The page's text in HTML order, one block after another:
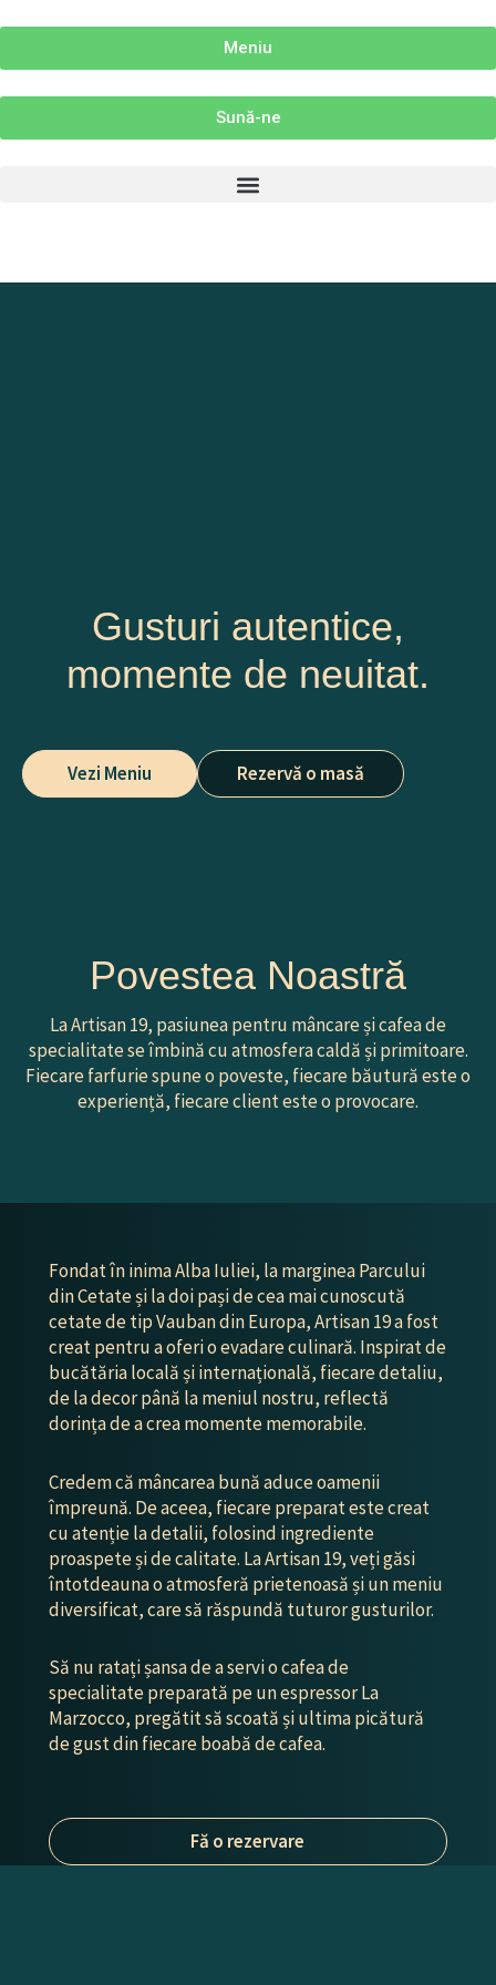
content
Meniu
Sună-ne
Gusturi autentice,
momente de neuitat.
Vezi Meniu Rezervă o masă
Povestea Noastră
La Artisan 19, pasiunea pentru mâncare și cafea de
specialitate se îmbină cu atmosfera caldă și primitoare.
Fiecare farfurie spune o poveste, fiecare băutură este o
experiență, fiecare client este o provocare.
Fondat în inima Alba Iuliei, la marginea Parcului
din Cetate și la doi pași de cea mai cunoscută
cetate de tip Vauban din Europa, Artisan 19 a fost
creat pentru a oferi o evadare culinară. Inspirat de
bucătăria locală și internațională, fiecare detaliu,
de la decor până la meniul nostru, reflectă
dorința de a crea momente memorabile.
Credem că mâncarea bună aduce oamenii
împreună. De aceea, fiecare preparat este creat
cu atenție la detalii, folosind ingrediente
proaspete și de calitate. La Artisan 19, veți găsi
întotdeauna o atmosferă prietenoasă și un meniu
diversificat, care să răspundă tuturor gusturilor.
Să nu ratați șansa de a servi o cafea de
specialitate preparată pe un espressor La
Marzocco, pregătit să scoată și ultima picătură
de gust din fiecare boabă de cafea.
Fă o rezervare